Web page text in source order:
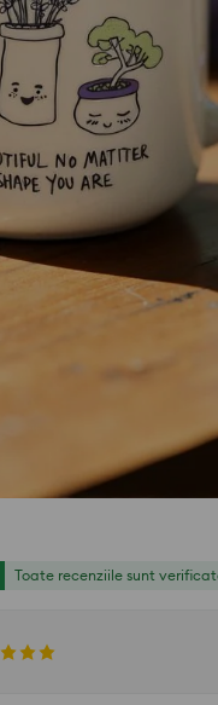
Toate recenziile sunt